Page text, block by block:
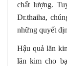
chất lượng.
Dr.thaiha,
những quyết
Hậu quả lăn
lăn kim cho